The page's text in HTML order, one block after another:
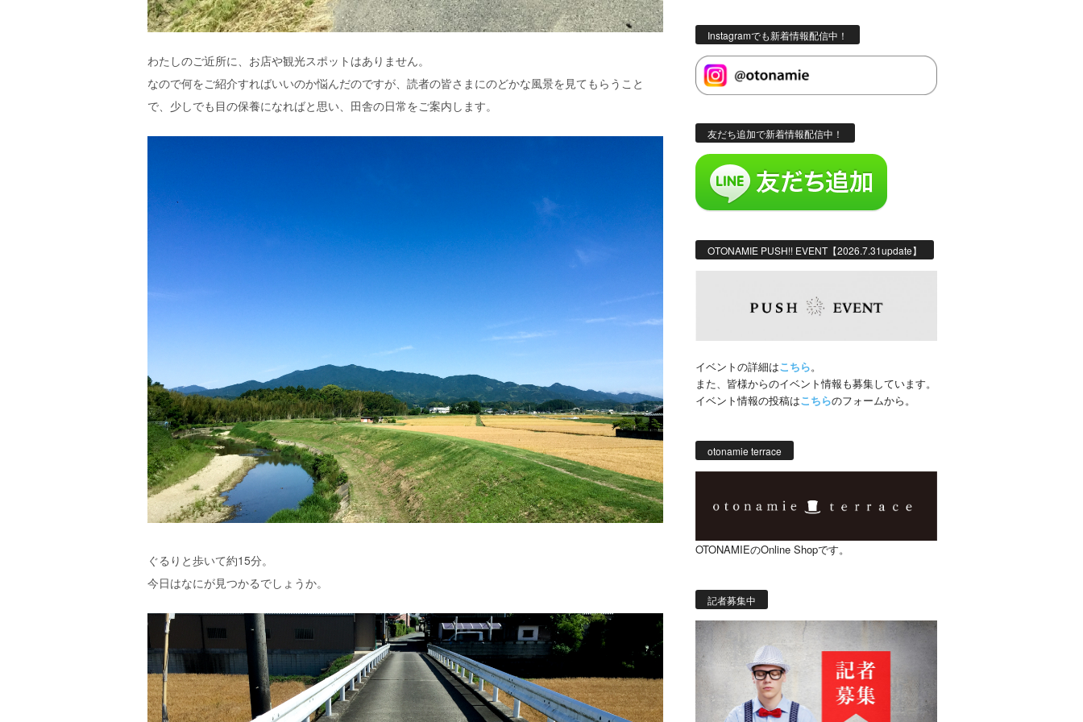
わたしのご近所に、お店や観光スポットはありません。
なので何をご紹介すればいいのか悩んだのですが、読者の皆さまにのどかな風景を見てもらうこと
で、少しでも目の保養になればと思い、田舎の日常をご案内します。
ぐるりと歩いて約15分。
今日はなにが見つかるでしょうか。
Instagramでも新着情報配信中！
友だち追加で新着情報配信中！
OTONAMIE PUSH!! EVENT【2026.7.31update】
イベントの詳細はこちら。
また、皆様からのイベント情報も募集しています。
イベント情報の投稿はこちらのフォームから。
otonamie terrace
OTONAMIEのOnline Shopです。
記者募集中